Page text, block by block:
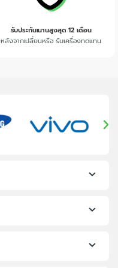
รับประกันเนานสูงสุด 12 เดือน
หลังจากเปลี่ยนหรือ รับเครื่องทดแทน